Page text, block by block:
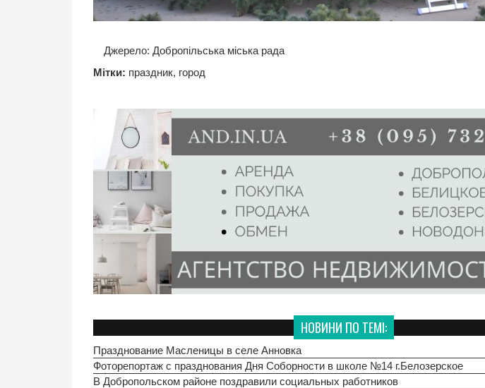
Джерело: Добропільська міська рада
Мітки: праздник, город
НОВИНИ ПО ТЕМІ:
Празднование Масленицы в селе Анновка
Фоторепортаж с празднования Дня Соборности в школе №14 г.Белозерское
В Добропольском районе поздравили социальных работников